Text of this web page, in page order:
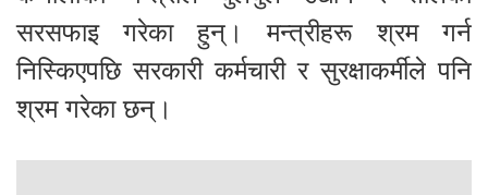
सरसफाइ गरेका हुन्। मन्त्रीहरू श्रम गर्न
निस्किएपछि सरकारी कर्मचारी र सुरक्षाकर्मीले पनि
श्रम गरेका छन्।